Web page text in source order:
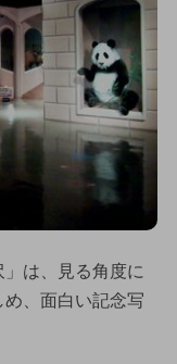
」は、見る角度に
、面白い記念写